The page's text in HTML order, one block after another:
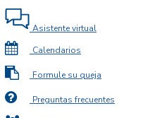
Asistente virtual
Calendarios
Formule su queja
Preguntas frecuentes